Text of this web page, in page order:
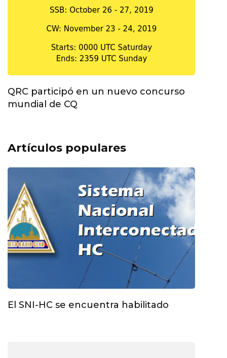
QRC participó en un nuevo concurso
mundial de CQ
Artículos populares
El SNI-HC se encuentra habilitado